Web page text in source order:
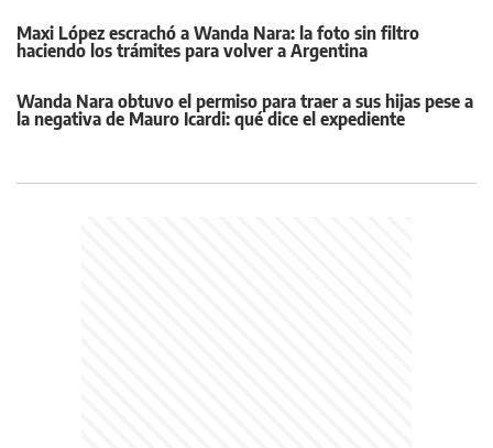
Maxi López escrachó a Wanda Nara: la foto sin filtro
haciendo los trámites para volver a Argentina
Wanda Nara obtuvo el permiso para traer a sus hijas pese a
la negativa de Mauro Icardi: qué dice el expediente